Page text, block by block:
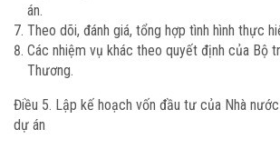
án.
Theo dõi, đánh giá, tổng hợp tình hình thực
Các nhiệm vụ khác theo quyết định của Bộ
Thương.
Điều 5. Lập kế hoạch vốn đầu tư của Nhà
dự án